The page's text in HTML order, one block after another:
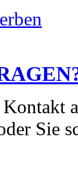
Kontakt
Sie